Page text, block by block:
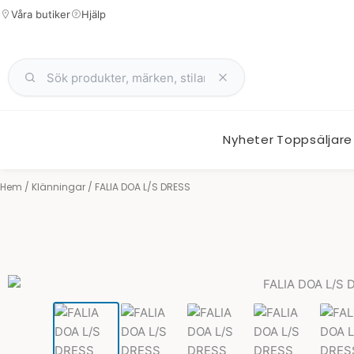
Hoppa
Våra butiker Hjälp
Nyheter Toppsäljare
Hem / Klänningar / FALIA DOA L/S DRESS